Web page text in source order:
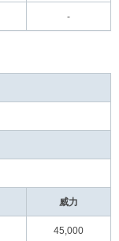
-
威力
45,000